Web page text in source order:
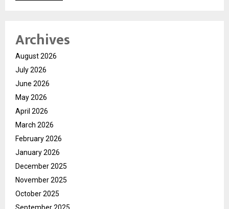
Archives
August 2026
July 2026
June 2026
May 2026
April 2026
March 2026
February 2026
January 2026
December 2025
November 2025
October 2025